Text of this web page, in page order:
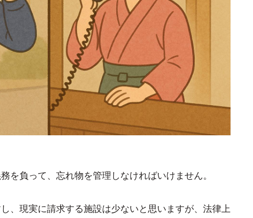
を負って、忘れ物を管理しなければいけません。
、現実に請求する施設は少ないと思いますが、法律上